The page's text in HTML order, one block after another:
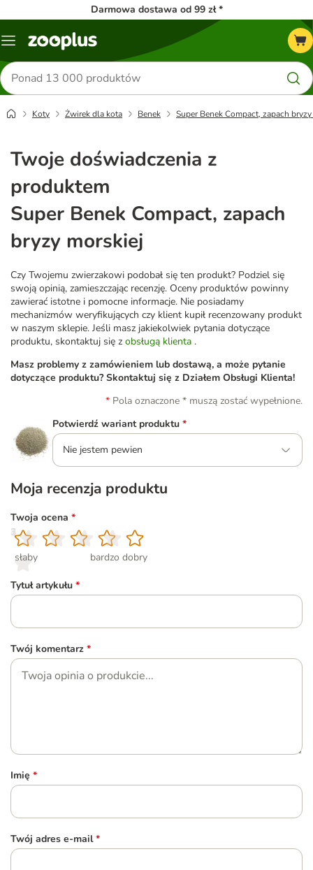
Darmowa dostawa od 99 zł *
Menu
Szukaj
produktów
Koty Żwirek dla kota Benek Super Benek Compact, zapach
Twoje doświadczenia z
produktem
Super Benek Compact, zapach
bryzy morskiej
Czy Twojemu zwierzakowi podobał się ten produkt? Podziel się
swoją opinią, zamieszczając recenzję. Oceny produktów powinny
zawierać istotne i pomocne informacje. Nie posiadamy
mechanizmów weryfikujących czy klient kupił recenzowany produkt
w naszym sklepie. Jeśli masz jakiekolwiek pytania dotyczące
produktu, skontaktuj się z obsługą klienta .
Masz problemy z zamówieniem lub dostawą, a może pytanie
dotyczące produktu? Skontaktuj się z Działem Obsługi Klienta!
Pola oznaczone * muszą zostać wypełnione.
Potwierdź wariant produktu *
Nie jestem pewien
Moja recenzja produktu
Twoja ocena *
1
słaby
2
3
4
5
bardzo dobry
Tytuł artykułu *
Twój komentarz *
Imię *
Twój adres e-mail *